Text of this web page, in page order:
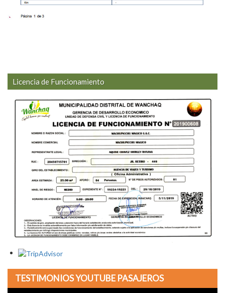
Licencia de Funcionamiento
TESTIMONIOS YOUTUBE PASAJEROS